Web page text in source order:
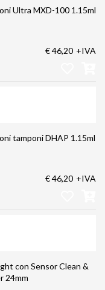
Ultra MXD-100 1.15ml
€ 46,20 +IVA
tamponi DHAP 1.15ml
€ 46,20 +IVA
con Sensor Clean &
24mm